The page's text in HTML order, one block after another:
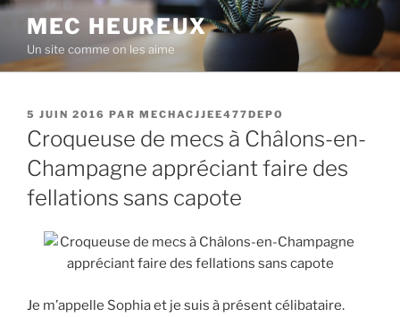
Aller
contenu
principal
MEC HEUREUX
Un site comme on les aime
PUBLIÉ
LE
5 JUIN 2016 PAR MECHACJJEE477DEPO
Croqueuse de mecs à Châlons-en-
Champagne appréciant faire des
fellations sans capote
Je m’appelle Sophia et je suis à présent célibataire.